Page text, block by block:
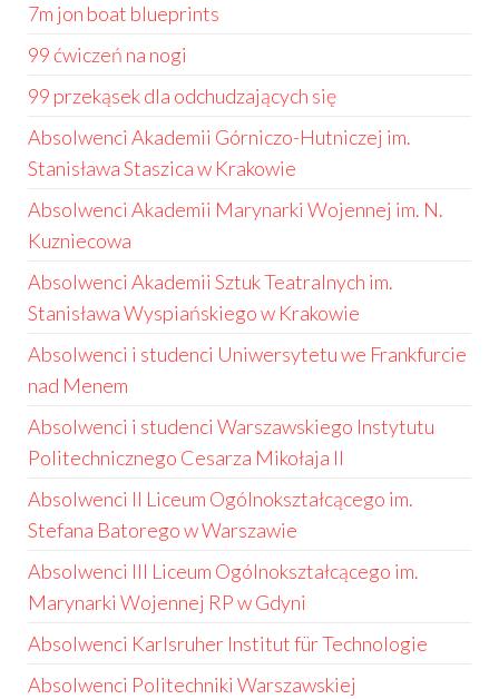
7m jon boat blueprints
99 ćwiczeń na nogi
99 przekąsek dla odchudzających się
Absolwenci Akademii Górniczo-Hutniczej im.
Stanisława Staszica w Krakowie
Absolwenci Akademii Marynarki Wojennej im. N.
Kuzniecowa
Absolwenci Akademii Sztuk Teatralnych im.
Stanisława Wyspiańskiego w Krakowie
Absolwenci i studenci Uniwersytetu we Frankfurcie
nad Menem
Absolwenci i studenci Warszawskiego Instytutu
Politechnicznego Cesarza Mikołaja II
Absolwenci II Liceum Ogólnokształcącego im.
Stefana Batorego w Warszawie
Absolwenci III Liceum Ogólnokształcącego im.
Marynarki Wojennej RP w Gdyni
Absolwenci Karlsruher Institut für Technologie
Absolwenci Politechniki Warszawskiej